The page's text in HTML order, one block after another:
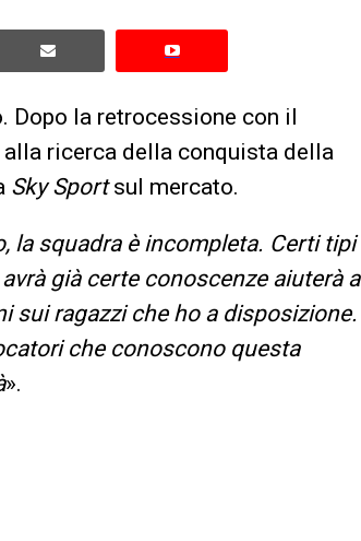
Dopo la retrocessione con il
alla ricerca della conquista della
Sky Sportsul mercato.
la squadra è incompleta. Certi tipi
già certe conoscenze aiuterà a
sui ragazzi che ho a disposizione.
che conoscono questa
».